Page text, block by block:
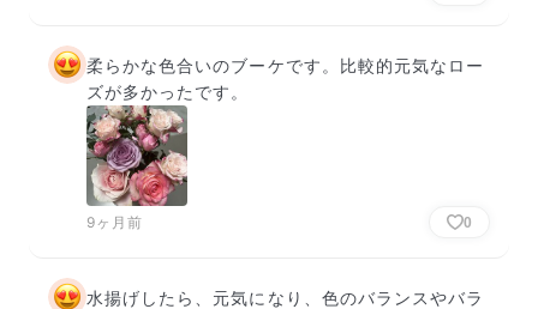
柔らかな色合いのブーケです。比較的元気なロー
ズが多かったです。
9ヶ月前 0
水揚げしたら、元気になり、色のバランスやバラ